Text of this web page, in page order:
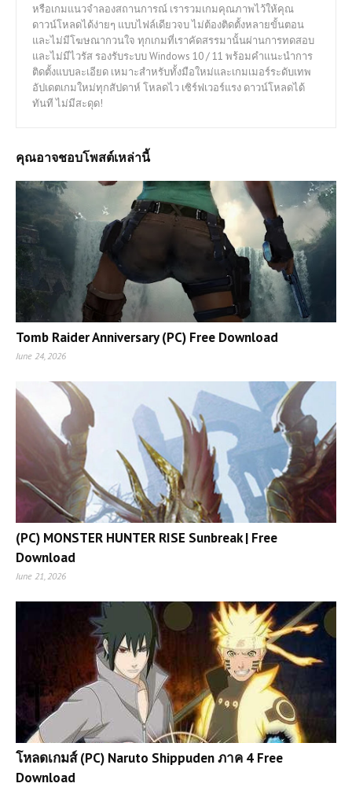
หรือเกมแนวจำลองสถานการณ์ เรารวมเกมคุณภาพไว้ให้คุณ
ดาวน์โหลดได้ง่ายๆ แบบไฟล์เดียวจบ ไม่ต้องติดตั้งหลายขั้นตอน
และไม่มีโฆษณากวนใจ ทุกเกมที่เราคัดสรรมานั้นผ่านการทดสอบ
และไม่มีไวรัส รองรับระบบ Windows 10 / 11 พร้อมคำแนะนำการ
ติดตั้งแบบละเอียด เหมาะสำหรับทั้งมือใหม่และเกมเมอร์ระดับเทพ
อัปเดตเกมใหม่ทุกสัปดาห์ โหลดไว เซิร์ฟเวอร์แรง ดาวน์โหลดได้
ทันที ไม่มีสะดุด!
คุณอาจชอบโพสต์เหล่านี้
Tomb Raider Anniversary (PC) Free Download
June 24, 2026
(PC) MONSTER HUNTER RISE Sunbreak | Free
Download
June 21, 2026
โหลดเกมส์ (PC) Naruto Shippuden ภาค 4 Free
Download